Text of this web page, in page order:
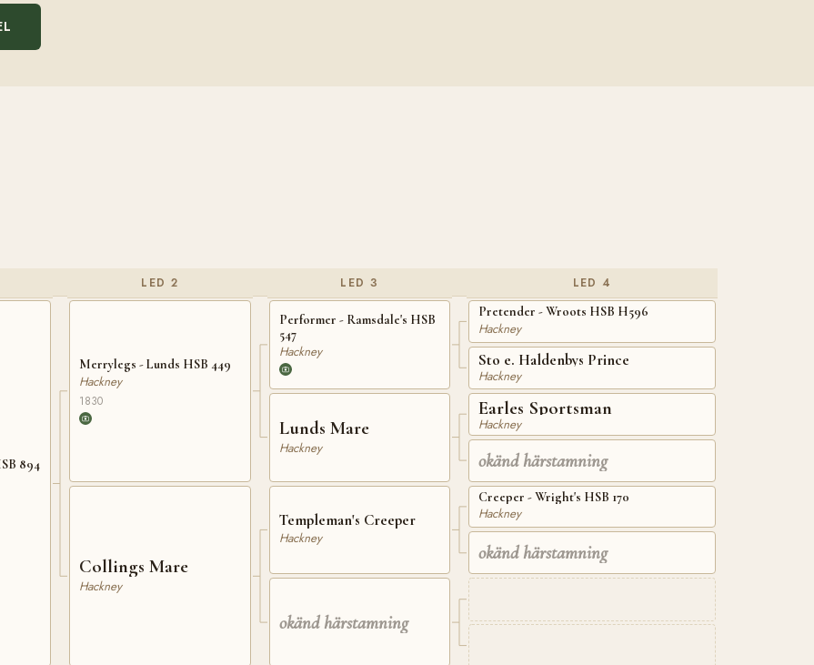
894
LED 2
Merrylegs - Lunds HSB 449
Hackney
1830
Collings Mare
Hackney
LED 3
Performer - Ramsdale's HSB
547
Hackney
Lunds Mare
Hackney
Templeman's Creeper
Hackney
okänd härstamning
LED 4
Pretender - Wroots HSB H596
Hackney
Sto e. Haldenbys Prince
Hackney
Earles Sportsman
Hackney
okänd härstamning
Creeper - Wright's HSB 170
Hackney
okänd härstamning